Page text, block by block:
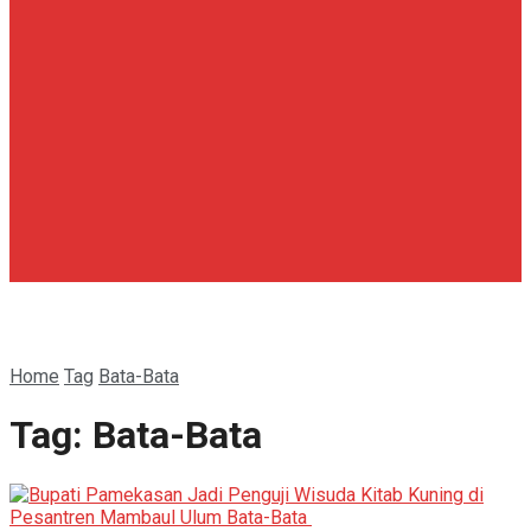
Home Tag Bata-Bata
Tag: Bata-Bata